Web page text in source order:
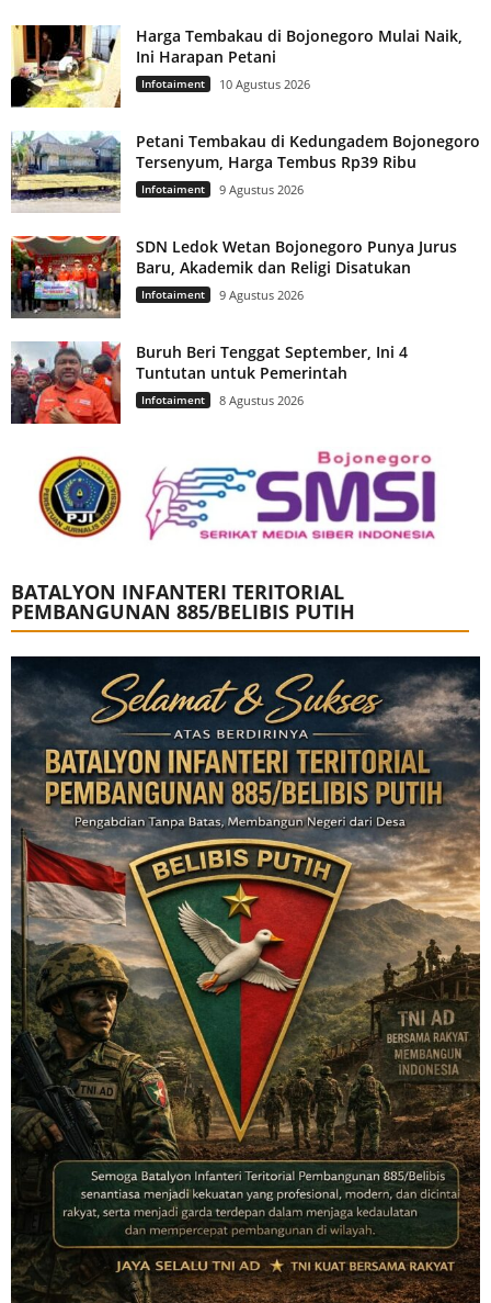
Harga Tembakau di Bojonegoro Mulai Naik,
Ini Harapan Petani
Infotaiment 10 Agustus 2026
Petani Tembakau di Kedungadem Bojonegoro
Tersenyum, Harga Tembus Rp39 Ribu
Infotaiment 9 Agustus 2026
SDN Ledok Wetan Bojonegoro Punya Jurus
Baru, Akademik dan Religi Disatukan
Infotaiment 9 Agustus 2026
Buruh Beri Tenggat September, Ini 4
Tuntutan untuk Pemerintah
Infotaiment 8 Agustus 2026
BATALYON INFANTERI TERITORIAL
PEMBANGUNAN 885/BELIBIS PUTIH